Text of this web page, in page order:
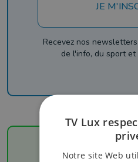
JE
Recevez nos
de l'info, du sport et
TV Lux
Notre site Web